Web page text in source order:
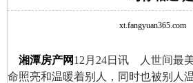
xt.fangyuan365.com
湘潭房产网12月24日讯
人世间最
命照亮和温暖着别人， 同时也被别人